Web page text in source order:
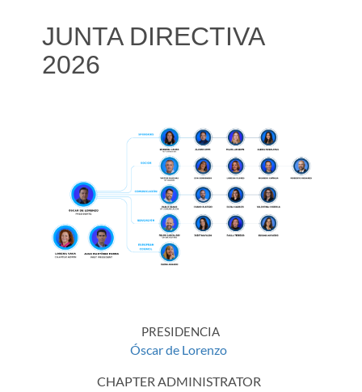
JUNTA DIRECTIVA
2026
PRESIDENCIA
Óscar de Lorenzo
CHAPTER ADMINISTRATOR